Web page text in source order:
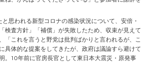
思われる新型コロナの感染状況について、安倍・
検査方針」「補償」が失敗したため、収束が見えて
「これを言うと野党は批判ばかりと言われるが、こ
具体的な提案をしてきたが、政府は議論すら避けて
。10年前に官房長官として東日本大震災・原発事